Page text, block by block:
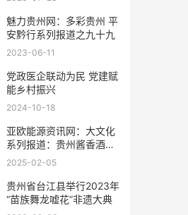
魅力贵州网：多彩贵州 平
安黔行系列报道之九十九
2023-06-11
党政医企联动为民 党建赋
能乡村振兴
2024-10-18
亚欧能源资讯网：大文化
系列报道：贵州酱香酒文
化系列报道之二
2025-02-05
贵州省台江县举行2023年
“苗族舞龙嘘花”非遗大典